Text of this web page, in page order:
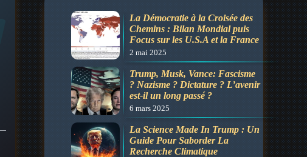
La Démocratie à la Croisée des
Chemins : Bilan Mondial puis
Focus sur les U.S.A et la France
2 mai 2025
Trump, Musk, Vance: Fascisme
? Nazisme ? Dictature ? L’avenir
est-il un long passé ?
6 mars 2025
La Science Made In Trump : Un
Guide Pour Saborder La
Recherche Climatique